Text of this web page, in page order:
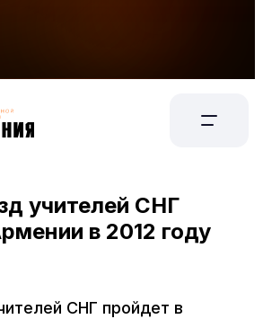
учителей СНГ
в 2012 году
СНГ пройдет в